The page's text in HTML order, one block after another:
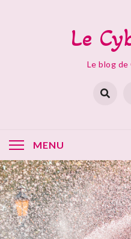
Le
Le blog
MENU